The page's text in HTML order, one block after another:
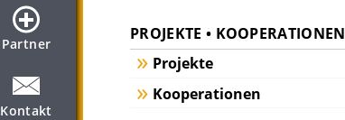
Partner
Kontakt
PROJEKTE • KOOPERATIONEN
Projekte
Kooperationen